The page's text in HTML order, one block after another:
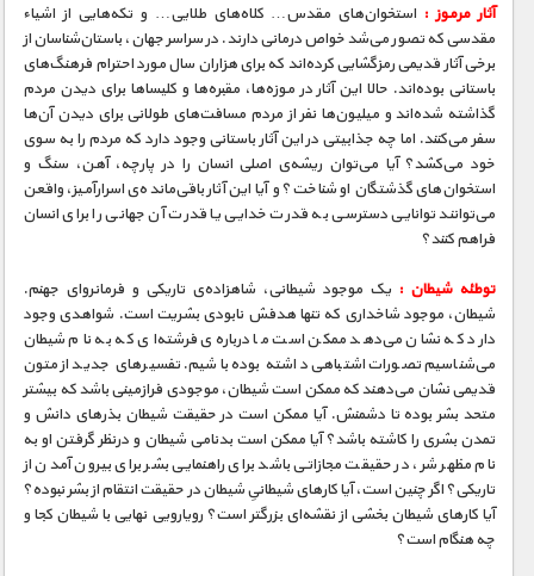
آثار مرموز : استخوان‌های مقدس… کلاه‌های طلایی… و تکه‌هایی از اشیاء
مقدسی که تصور می‌شد خواص درمانی دارند. در سراسر جهان، باستان‌شناسان از
برخی آثار قدیمی رمزگشایی کرده‌اند که برای هزاران سال مورد احترام فرهنگ‌های
باستانی بوده‌اند. حالا این آثار در موزه‌ها، مقبره‌ها و کلیساها برای دیدن مردم
گذاشته شده‌اند و میلیون‌ها نفر از مردم مسافت‌های طولانی برای دیدن آن‌ها
سفر می‌کنند. اما چه جذابیتی در این آثار باستانی وجود دارد که مردم را به سوی
خود می‌کشد؟ آیا می‌توان ریشه‌ی اصلی انسان را در پارچه، آهن، سنگ و
استخوان‌های گذشتگان او شناخت؟ و آیا این آثار باقی‌مانده‌ی اسرارآمیز، واقعن
می‌توانند توانایی دسترسی به قدرت خدایی یا قدرت آن جهانی را برای انسان
فراهم کنند؟
توطئه شیطان : یک موجود شیطانی، شاهزاده‌ی تاریکی و فرمانروای جهنم.
شیطان، موجود شاخداری که تنها هدفش نابودی بشریت است. شواهدی وجود
دارد که نشان می‌دهد ممکن است ما درباره‌ی فرشته‌ای که به نام شیطان
می‌شناسیم تصورات اشتباهی داشته بوده باشیم. تفسیرهای جدید از متون
قدیمی نشان می‌دهند که ممکن است شیطان، موجودی فرازمینی باشد که بیشتر
متحد بشر بوده تا دشمنش. آیا ممکن است در حقیقت شیطان بذرهای دانش و
تمدن بشری را کاشته باشد؟ آیا ممکن است بدنامی شیطان و درنظر گرفتن او به
نام مظهر شر، در حقیقت مجازاتی باشد برای راهنمایی بشر برای بیرون آمدن از
تاریکی؟ اگر چنین است، آیا کارهای شیطانیِ شیطان در حقیقت انتقام از بشر نبوده؟
آیا کارهای شیطان بخشی از نقشه‌ای بزرگتر است؟ رویارویی نهایی با شیطان کجا و
چه هنگام است؟